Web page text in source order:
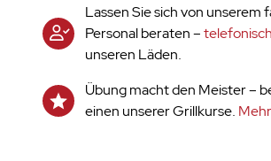
Lassen Sie sich von unserem
Personal beraten –telefonisch
unseren Läden.
Übung macht den Meister –
einen unserer Grillkurse.